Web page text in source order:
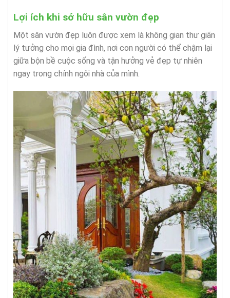
Lợi ích khi sở hữu sân vườn đẹp
Một sân vườn đẹp luôn được xem là không gian thư giãn
lý tưởng cho mọi gia đình, nơi con người có thể chậm lại
giữa bộn bề cuộc sống và tận hưởng vẻ đẹp tự nhiên
ngay trong chính ngôi nhà của mình.